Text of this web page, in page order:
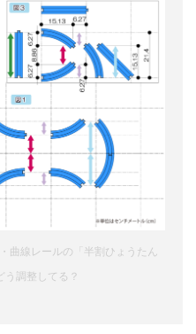
曲線レールの「半割ひょうたん
う調整してる？